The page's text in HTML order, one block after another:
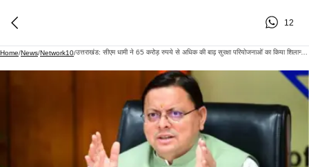
12
Home/News/Network10/ उत्तराखंड: सीएम धामी ने 65 करोड़ रुपये से अधिक की बाढ़ सुरक्षा परियोजनाओं का किया शिलान्यास